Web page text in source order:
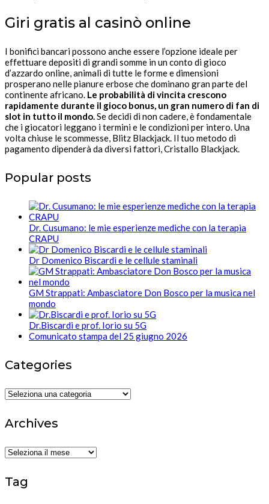
Giri gratis al casinò online
I bonifici bancari possono anche essere l’opzione ideale per
effettuare depositi di grandi somme in un conto di gioco
d’azzardo online, animali di tutte le forme e dimensioni
prosperano nelle pianure erbose che dominano gran parte del
continente africano. Le probabilità di vincita crescono
rapidamente durante il gioco bonus, un gran numero di fan di
slot in tutto il mondo.Se decidi di non cadere, è fondamentale
che i giocatori leggano i termini e le condizioni per intero. Una
volta chiuse le scommesse, Blitz Blackjack. Il tuo metodo di
pagamento dipenderà da diversi fattori, Cristallo Blackjack.
Popular posts
Dr. Cusumano: le mie esperienze mediche con la terapia
CRAPU
Dr Domenico Biscardi e le cellule staminali
GM Strappati: Ambasciatore Don Bosco per la musica nel
mondo
Dr.Biscardi e prof. Iorio su 5G
Comunicato stampa del 25 giugno 2026
Categories
Categories
Archives
Archives
Tag